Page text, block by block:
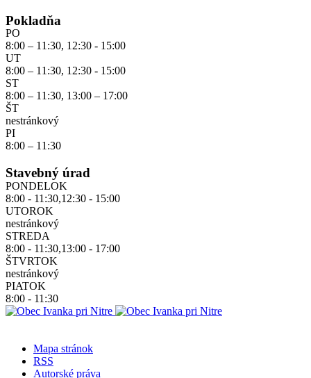
Pokladňa
PO
8:00 – 11:30, 12:30 - 15:00
UT
8:00 – 11:30, 12:30 - 15:00
ST
8:00 – 11:30, 13:00 – 17:00
ŠT
nestránkový
PI
8:00 – 11:30
Stavebný úrad
PONDELOK
8:00 - 11:30,12:30 - 15:00
UTOROK
nestránkový
STREDA
8:00 - 11:30,13:00 - 17:00
ŠTVRTOK
nestránkový
PIATOK
8:00 - 11:30
Mapa stránok
RSS
Autorské práva